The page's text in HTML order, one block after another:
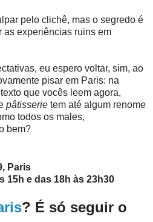
pelo clichê, mas o segredo é
as experiências ruins em
eu espero voltar, sim, ao
pisar em Paris: na
que vocês leem agora,
pâtisserie tem até algum renome
todos os males,
bem?
Paris
15h e das 18h às 23h30
? É só seguir o